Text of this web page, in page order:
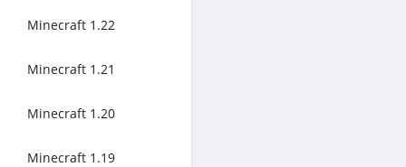
Minecraft 1.22
Minecraft 1.21
Minecraft 1.20
Minecraft 1.19